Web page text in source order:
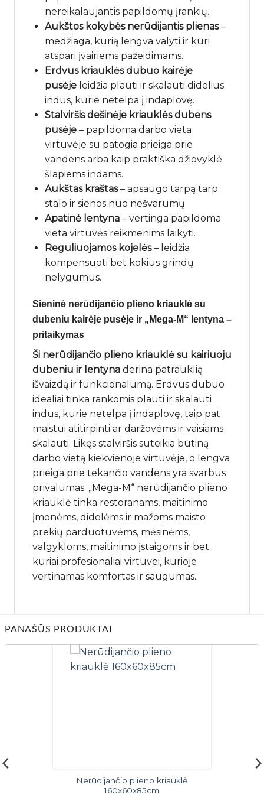
nereikalaujantis papildomų įrankių.
Aukštos kokybės nerūdijantis plienas–
medžiaga, kurią lengva valyti ir kuri
atspari įvairiems pažeidimams.
Erdvus kriauklės dubuo kairėje
pusėjeleidžia plauti ir skalauti didelius
indus, kurie netelpa į indaplovę.
Stalviršis dešinėje kriauklės dubens
pusėje– papildoma darbo vieta
virtuvėje su patogia prieiga prie
vandens arba kaip praktiška džiovyklė
šlapiems indams.
Aukštas kraštas– apsaugo tarpą tarp
stalo ir sienos nuo nešvarumų.
Apatinė lentyna– vertinga papildoma
vieta virtuvės reikmenims laikyti.
Reguliuojamos kojelės– leidžia
kompensuoti bet kokius grindų
nelygumus.
Sieninė nerūdijančio plieno kriauklė su
dubeniu kairėje pusėje ir „Mega-M“ lentyna –
pritaikymas
Ši nerūdijančio plieno kriauklė su kairiuoju
dubeniu ir lentyna derina patrauklią
išvaizdą ir funkcionalumą. Erdvus dubuo
idealiai tinka rankomis plauti ir skalauti
indus, kurie netelpa į indaplovę, taip pat
maistui atitirpinti ar daržovėms ir vaisiams
skalauti. Likęs stalviršis suteikia būtiną
darbo vietą kiekvienoje virtuvėje, o lengva
prieiga prie tekančio vandens yra svarbus
privalumas. „Mega-M“ nerūdijančio plieno
kriauklė tinka restoranams, maitinimo
įmonėms, didelėms ir mažoms maisto
prekių parduotuvėms, mėsinėms,
valgykloms, maitinimo įstaigoms ir bet
kuriai profesionaliai virtuvei, kurioje
vertinamas komfortas ir saugumas.
PANAŠŪS PRODUKTAI
Nerūdijančio plieno kriauklė
160x60x85cm